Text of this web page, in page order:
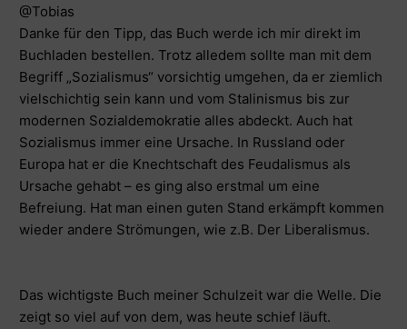
@Tobias
Danke für den Tipp, das Buch werde ich mir direkt im
Buchladen bestellen. Trotz alledem sollte man mit dem
Begriff „Sozialismus“ vorsichtig umgehen, da er ziemlich
vielschichtig sein kann und vom Stalinismus bis zur
modernen Sozialdemokratie alles abdeckt. Auch hat
Sozialismus immer eine Ursache. In Russland oder
Europa hat er die Knechtschaft des Feudalismus als
Ursache gehabt – es ging also erstmal um eine
Befreiung. Hat man einen guten Stand erkämpft kommen
wieder andere Strömungen, wie z.B. Der Liberalismus.
Das wichtigste Buch meiner Schulzeit war die Welle. Die
zeigt so viel auf von dem, was heute schief läuft.